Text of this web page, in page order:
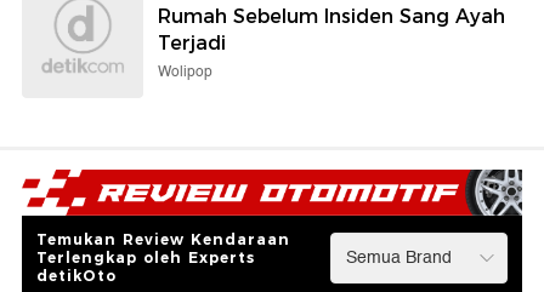
Rumah Sebelum Insiden Sang Ayah
Terjadi
Wolipop
Temukan Review Kendaraan
Terlengkap oleh Experts
detikOto